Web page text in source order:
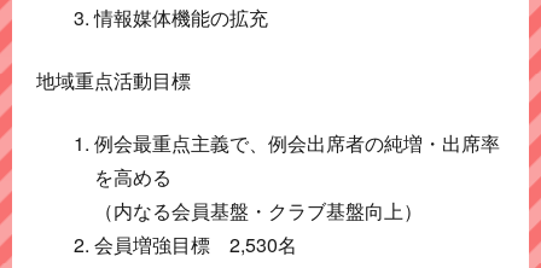
情報媒体機能の拡充
地域重点活動目標
例会最重点主義で、例会出席者の純増・出席率
を高める
（内なる会員基盤・クラブ基盤向上）
会員増強目標 2,530名